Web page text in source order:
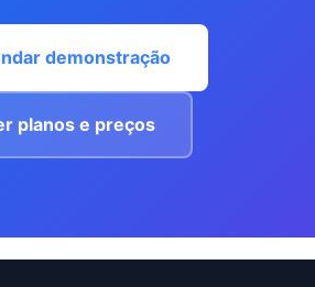
demonstração
planos e preços